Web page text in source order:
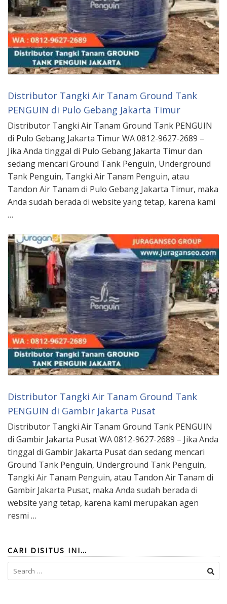
Distributor Tangki Air Tanam Ground Tank
PENGUIN di Pulo Gebang Jakarta Timur
Distributor Tangki Air Tanam Ground Tank PENGUIN
di Pulo Gebang Jakarta Timur WA 0812-9627-2689 –
Jika Anda tinggal di Pulo Gebang Jakarta Timur dan
sedang mencari Ground Tank Penguin, Underground
Tank Penguin, Tangki Air Tanam Penguin, atau
Tandon Air Tanam di Pulo Gebang Jakarta Timur, maka
Anda sudah berada di website yang tetap, karena kami
…
Distributor Tangki Air Tanam Ground Tank
PENGUIN di Gambir Jakarta Pusat
Distributor Tangki Air Tanam Ground Tank PENGUIN
di Gambir Jakarta Pusat WA 0812-9627-2689 – Jika Anda
tinggal di Gambir Jakarta Pusat dan sedang mencari
Ground Tank Penguin, Underground Tank Penguin,
Tangki Air Tanam Penguin, atau Tandon Air Tanam di
Gambir Jakarta Pusat, maka Anda sudah berada di
website yang tetap, karena kami merupakan agen
resmi …
CARI DISITUS INI…
Search
for: